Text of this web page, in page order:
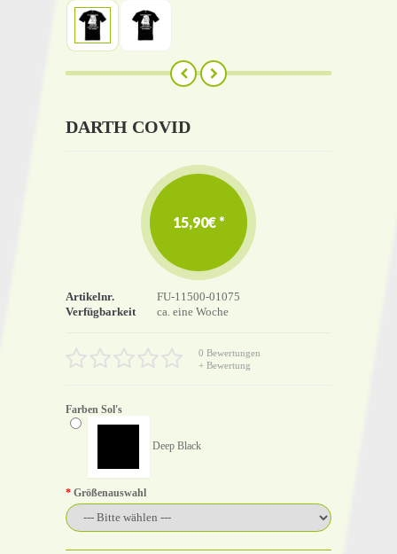
DARTH COVID
15,90€ *
Artikelnr.
FU-11500-01075
Verfügbarkeit
ca. eine Woche
0 Bewertungen
+ Bewertung
Farben Sol's
Deep Black
Größenauswahl